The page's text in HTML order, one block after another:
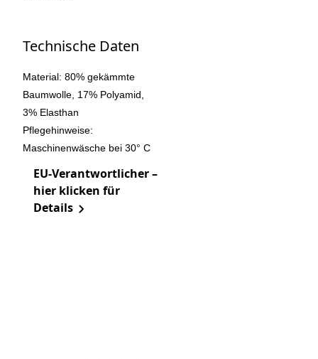
Technische Daten
Material: 80% gekämmte
Baumwolle, 17% Polyamid,
3% Elasthan
Pflegehinweise:
Maschinenwäsche bei 30° C
EU-Verantwortlicher –
hier klicken für
Details